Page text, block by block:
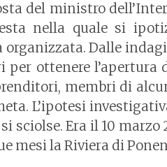
del ministro
nella quale si
organizzata. Dalle
per ottenere
membri di
L’ipotesi
sciolse. Era il 10
mesi la Riviera di